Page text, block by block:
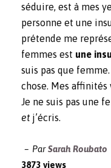
séduire, est à mes
personne et une
prétende me
femmes est une
suis pas que
chose. Mes affinités
Je ne suis pas une
et j’écris.
ParSarah Roubato
3873 views